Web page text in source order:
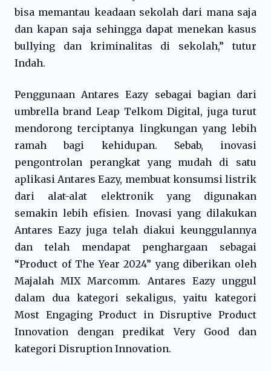
bisa memantau keadaan sekolah dari mana saja
dan kapan saja sehingga dapat menekan kasus
bullying dan kriminalitas di sekolah,” tutur
Indah.
Penggunaan Antares Eazy sebagai bagian dari
umbrella brand Leap Telkom Digital, juga turut
mendorong terciptanya lingkungan yang lebih
ramah bagi kehidupan. Sebab, inovasi
pengontrolan perangkat yang mudah di satu
aplikasi Antares Eazy, membuat konsumsi listrik
dari alat-alat elektronik yang digunakan
semakin lebih efisien. Inovasi yang dilakukan
Antares Eazy juga telah diakui keunggulannya
dan telah mendapat penghargaan sebagai
“Product of The Year 2024” yang diberikan oleh
Majalah MIX Marcomm. Antares Eazy unggul
dalam dua kategori sekaligus, yaitu kategori
Most Engaging Product in Disruptive Product
Innovation dengan predikat Very Good dan
kategori Disruption Innovation.